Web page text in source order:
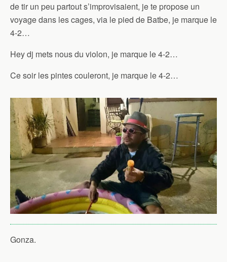
de tir un peu partout s’improvisaient, je te propose un
voyage dans les cages, via le pied de Batbe, je marque le
4-2…
Hey dj mets nous du violon, je marque le 4-2…
Ce soir les pintes couleront, je marque le 4-2…
Gonza.